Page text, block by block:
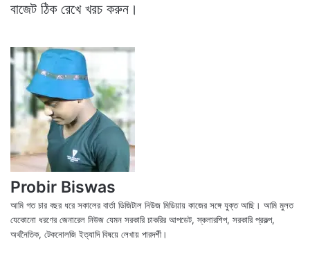
বাজেট ঠিক রেখে খরচ করুন।
Probir Biswas
আমি গত চার বছর ধরে সকালের বার্তা ডিজিটাল নিউজ মিডিয়ায় কাজের সঙ্গে যুক্ত আছি। আমি মুলত
যেকোনো ধরণের জেনারেল নিউজ যেমন সরকারি চাকরির আপডেট, স্কলারশিপ, সরকারি প্রকল্প,
অর্থনৈতিক, টেকনোলজি ইত্যাদি বিষয়ে লেখায় পারদর্শী।